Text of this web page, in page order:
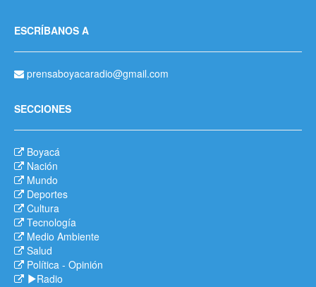
ESCRÍBANOS A
prensaboyacaradio@gmail.com
SECCIONES
Boyacá
Nación
Mundo
Deportes
Cultura
Tecnología
Medio Ambiente
Salud
Política - Opinión
Radio